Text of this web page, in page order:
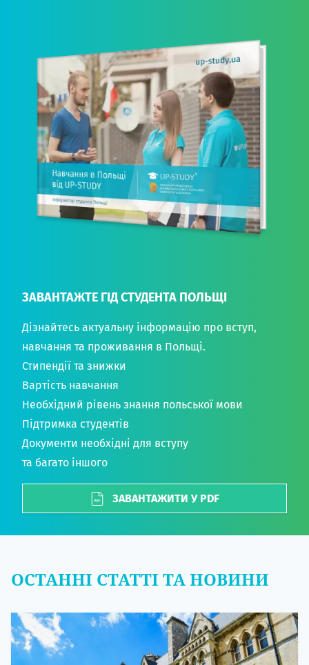
ЗАВАНТАЖТЕ ГІД СТУДЕНТА ПОЛЬЩІ
Дізнайтесь актуальну інформацію про вступ,
навчання та проживання в Польщі.
Стипендії та знижки
Вартість навчання
Необхідний рівень знання польської мови
Підтримка студентів
Документи необхідні для вступу
та багато іншого
ЗАВАНТАЖИТИ У PDF
ОСТАННІ СТАТТІ ТА НОВИНИ